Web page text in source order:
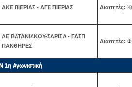
ΑΚΕ ΠΙΕΡΙΑΣ - ΑΓΕ ΠΙΕΡΙΑΣ Διαιτητές:
ΑΕ ΒΑΤΑΝΙΑΚΟΥ-ΣΑΡΙΣΑ - ΓΑΣΠ
ΠΑΝΘΗΡΕΣ
Διαιτητές:
1η Αγωνιστική